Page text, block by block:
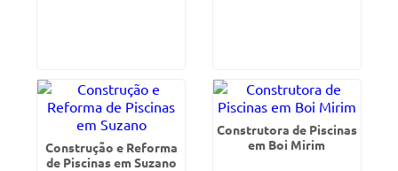
Construção e Reforma
de Piscinas em Suzano
Construtora de Piscinas
em Boi Mirim